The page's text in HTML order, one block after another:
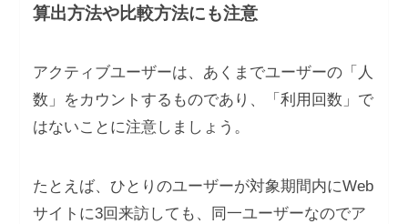
算出方法や比較方法にも注意
アクティブユーザーは、あくまでユーザーの「人
数」をカウントするものであり、「利用回数」で
はないことに注意しましょう。
たとえば、ひとりのユーザーが対象期間内にWeb
サイトに3回来訪しても、同一ユーザーなのでア